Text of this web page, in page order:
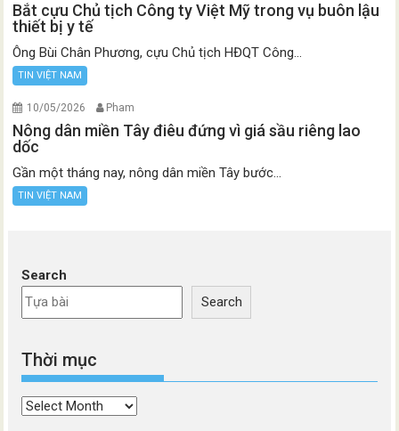
Bắt cựu Chủ tịch Công ty Việt Mỹ trong vụ buôn lậu
thiết bị y tế
Ông Bùi Chân Phương, cựu Chủ tịch HĐQT Công...
TIN VIỆT NAM
10/05/2026 Pham
Nông dân miền Tây điêu đứng vì giá sầu riêng lao
dốc
Gần một tháng nay, nông dân miền Tây bước...
TIN VIỆT NAM
Search
Search
Thời mục
Thời